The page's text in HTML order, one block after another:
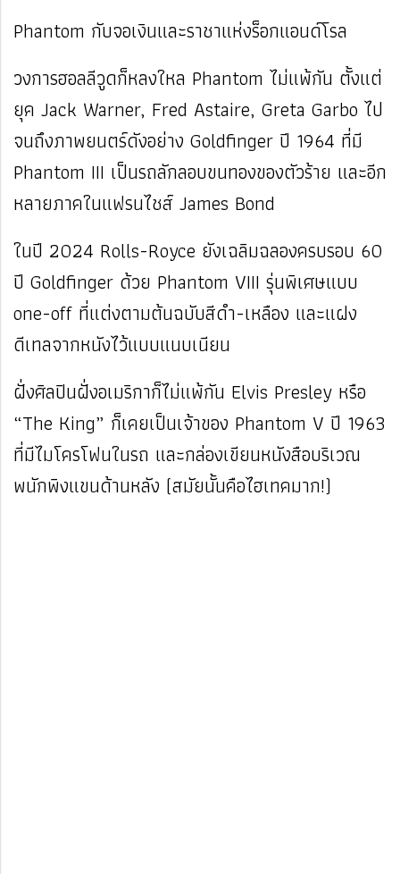
Phantom กับจอเงินและราชาแห่งร็อกแอนด์โรล
วงการฮอลลีวูดก็หลงใหล Phantom ไม่แพ้กัน ตั้งแต่
ยุค Jack Warner, Fred Astaire, Greta Garbo ไป
จนถึงภาพยนตร์ดังอย่าง Goldfinger ปี 1964 ที่มี
Phantom III เป็นรถลักลอบขนทองของตัวร้าย และอีก
หลายภาคในแฟรนไชส์ James Bond
ในปี 2024 Rolls-Royce ยังเฉลิมฉลองครบรอบ 60
ปี Goldfinger ด้วย Phantom VIII รุ่นพิเศษแบบ
one-off ที่แต่งตามต้นฉบับสีดำ-เหลือง และแฝง
ดีเทลจากหนังไว้แบบแนบเนียน
ฝั่งศิลปินฝั่งอเมริกาก็ไม่แพ้กัน Elvis Presley หรือ
“The King” ก็เคยเป็นเจ้าของ Phantom V ปี 1963
ที่มีไมโครโฟนในรถ และกล่องเขียนหนังสือบริเวณ
พนักพิงแขนด้านหลัง (สมัยนั้นคือไฮเทคมาก!)